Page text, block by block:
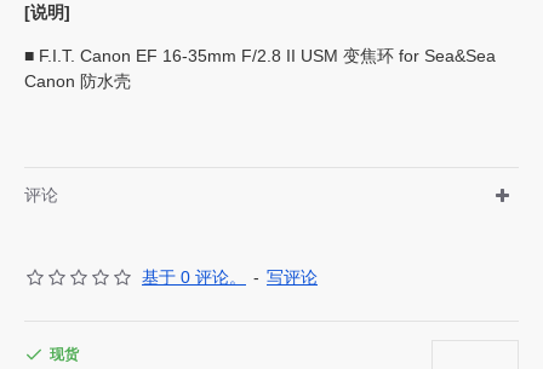
[说明]
■ F.I.T. Canon EF 16-35mm F/2.8 II USM 变焦环 for Sea&Sea
Canon 防水壳
评论
基于 0 评论。 - 写评论
现货